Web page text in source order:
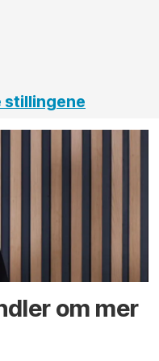
stillingene
om mer